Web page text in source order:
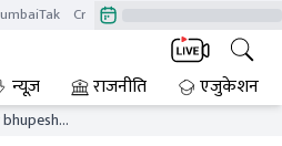
CrimeTak
न्यूज़ राजनीति एजुकेशन